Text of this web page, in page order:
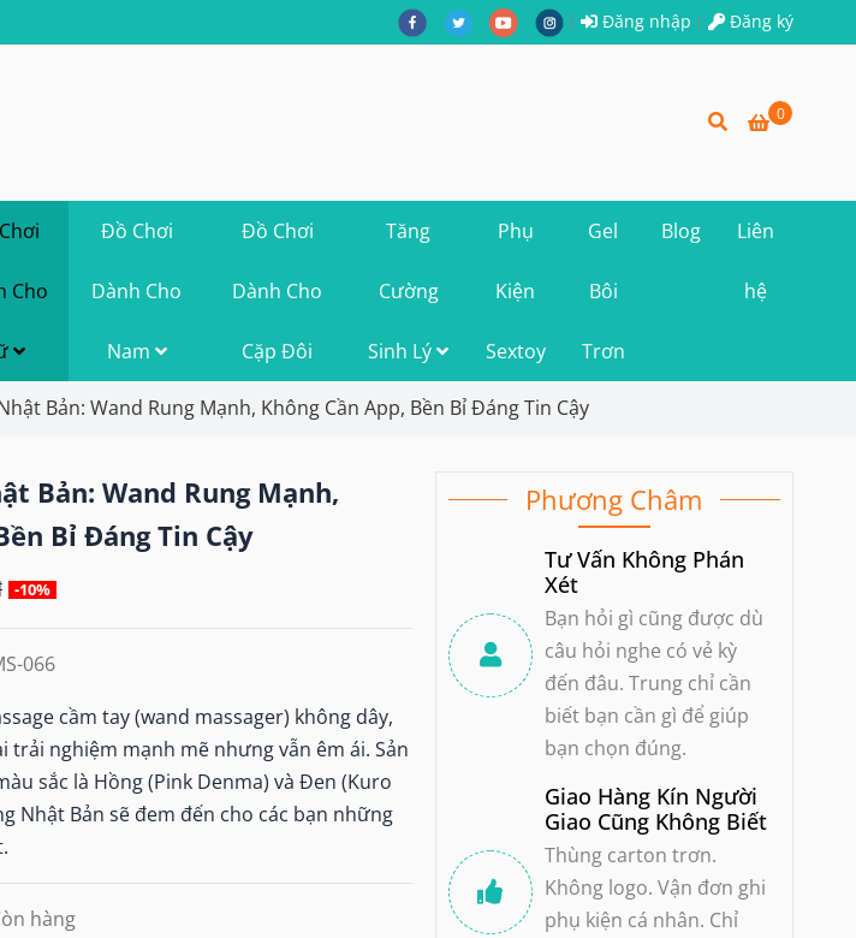
Đăng nhập Đăng ký
0
Cho
Đồ Chơi
Dành Cho
Nam
Đồ Chơi
Dành Cho
Cặp Đôi
Tăng
Cường
Sinh Lý
Phụ
Kiện
Sextoy
Gel
Bôi
Trơn
Blog Liên
hệ
Bản: Wand Rung Mạnh, Không Cần App, Bền Bỉ Đáng Tin Cậy
Bản: Wand Rung Mạnh,
Bỉ Đáng Tin Cậy
-10%
066
cầm tay (wand massager) không dây,
trải nghiệm mạnh mẽ nhưng vẫn êm ái. Sản
sắc là Hồng (Pink Denma) và Đen (Kuro
Nhật Bản sẽ đem đến cho các bạn những
hàng
Phương Châm
Tư Vấn Không Phán
Xét
Bạn hỏi gì cũng được dù
câu hỏi nghe có vẻ kỳ
đến đâu. Trung chỉ cần
biết bạn cần gì để giúp
bạn chọn đúng.
Giao Hàng Kín Người
Giao Cũng Không Biết
Thùng carton trơn.
Không logo. Vận đơn ghi
phụ kiện cá nhân. Chỉ